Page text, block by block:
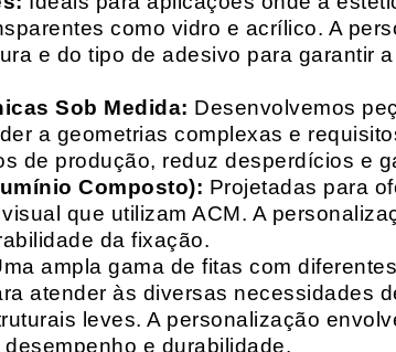
como vidro e acrílico. A
e do tipo de adesivo para garantir
Sob Medida: Desenvolvemos
a geometrias complexas e
de produção, reduz desperdícios e
Composto): Projetadas para
que utilizam ACM. A
da fixação.
ampla gama de fitas com
atender às diversas necessidades
leves. A personalização
e durabilidade.